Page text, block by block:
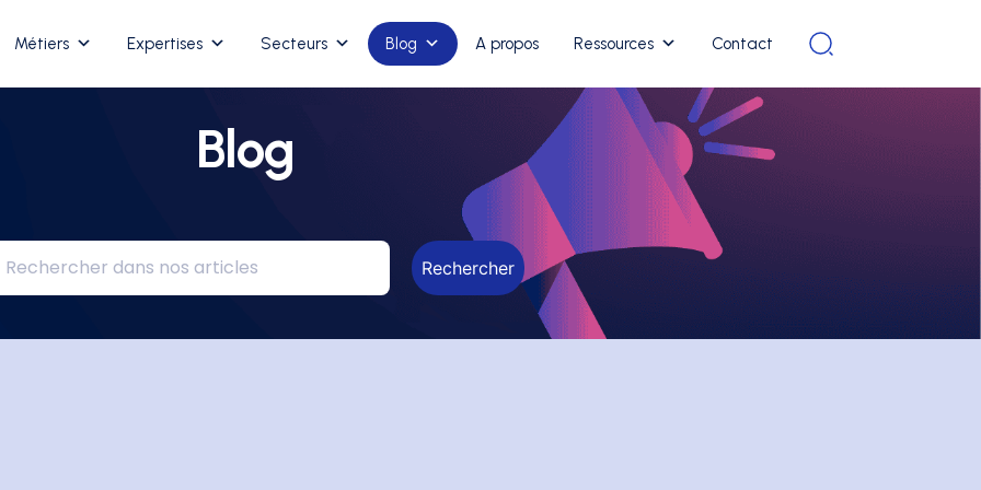
Contact
Ressources
A propos
Blog
Secteurs
Expertises
Métiers
Blog
Rechercher